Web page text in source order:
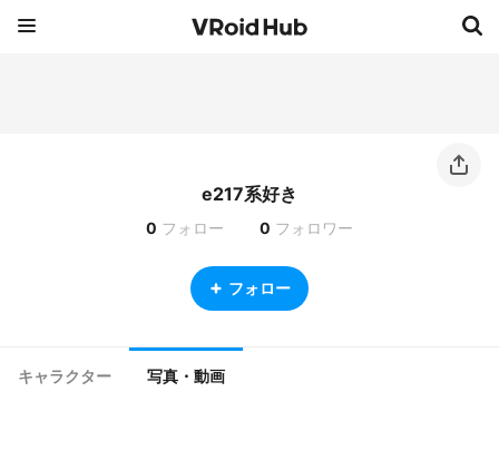
e217系好き
0 フォロー 0 フォロワー
フォロー
キャラクター 写真・動画